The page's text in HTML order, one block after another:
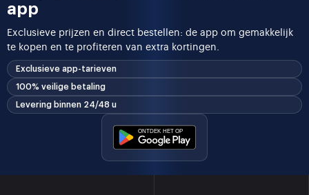
app
Exclusieve prijzen en direct bestellen: de app om gemakkelijk
te kopen en te profiteren van extra kortingen.
Exclusieve app-tarieven
100% veilige betaling
Levering binnen 24/48 u